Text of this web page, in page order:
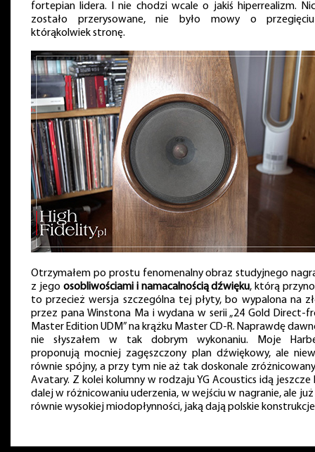
fortepian lidera. I nie chodzi wcale o jakiś hiperrealizm.
zostało przerysowane, nie było mowy o
którąkolwiek stronę.
Otrzymałem po prostu fenomenalny obraz studyjnego
z jego osobliwościami i namacalnością dźwięku, którą
to przecież wersja szczególna tej płyty, bo wypalona na
przez pana Winstona Ma i wydana w serii „24 Gold Direct-
Master Edition UDM” na krążku Master CD-R. Naprawdę
nie słyszałem w tak dobrym wykonaniu. Moje
proponują mocniej zagęszczony plan dźwiękowy, ale
równie spójny, a przy tym nie aż tak doskonale
Avatary. Z kolei kolumny w rodzaju YG Acoustics idą jeszcze
dalej w różnicowaniu uderzenia, w wejściu w nagranie, ale
równie wysokiej miodopłynności, jaką dają polskie